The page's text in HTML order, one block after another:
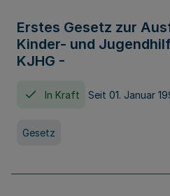
Erstes Gesetz zur
Kinder- und
KJHG -
In Kraft Seit 01. Januar
Gesetz